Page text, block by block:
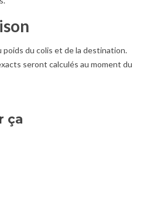
du colis et de la destination.
seront calculés au moment du
ça